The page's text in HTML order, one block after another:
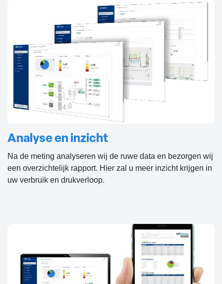
Analyse en inzicht
Na de meting analyseren wij de ruwe data en bezorgen wij
een overzichtelijk rapport. Hier zal u meer inzicht krijgen in
uw verbruik en drukverloop.